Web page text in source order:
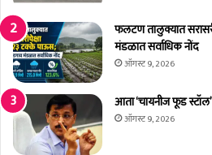
फलटण तालुक्यात
मंडळात सर्वाधिक नोंद
ऑगस्ट 9, 2026
आता ‘चायनीज फूड
ऑगस्ट 9, 2026